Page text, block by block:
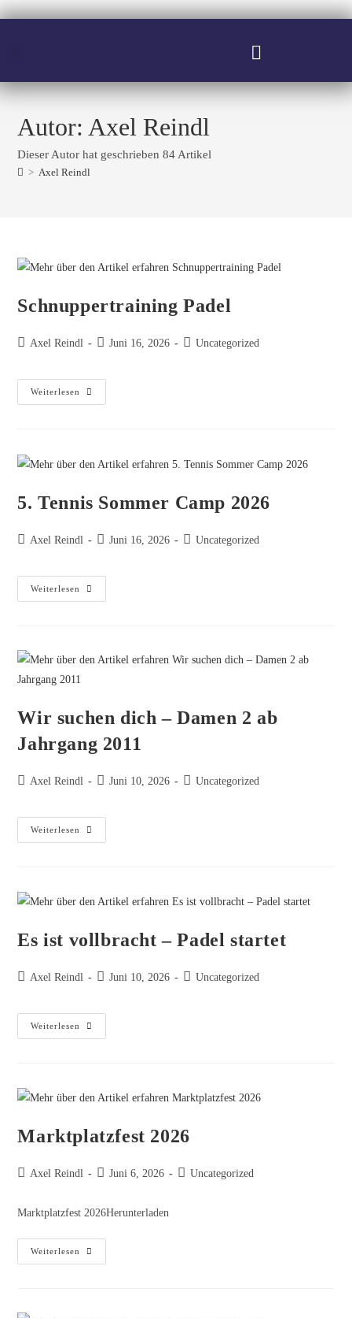
Autor: Axel Reindl
Dieser Autor hat geschrieben 84 Artikel
> Axel Reindl
Schnuppertraining Padel
Axel Reindl Juni 16, 2026 Uncategorized
Weiterlesen
5. Tennis Sommer Camp 2026
Axel Reindl Juni 16, 2026 Uncategorized
Weiterlesen
Wir suchen dich – Damen 2 ab
Jahrgang 2011
Axel Reindl Juni 10, 2026 Uncategorized
Weiterlesen
Es ist vollbracht – Padel startet
Axel Reindl Juni 10, 2026 Uncategorized
Weiterlesen
Marktplatzfest 2026
Axel Reindl Juni 6, 2026 Uncategorized
Marktplatzfest 2026Herunterladen
Weiterlesen